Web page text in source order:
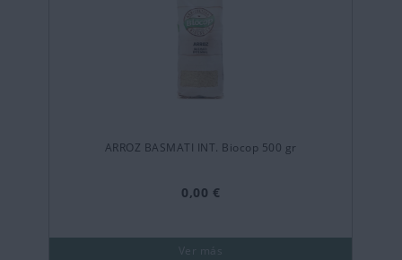
ARROZ BASMATI INT. Biocop 500 gr
0,00 €
Ver más